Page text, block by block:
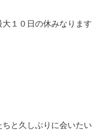
１０日の休みなります
と久しぶりに会いたい